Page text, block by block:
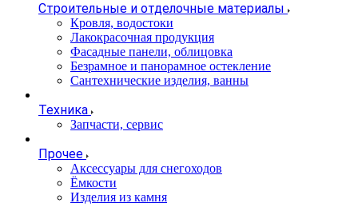
Строительные и отделочные материалы
Кровля, водостоки
Лакокрасочная продукция
Фасадные панели, облицовка
Безрамное и панорамное остекление
Сантехнические изделия, ванны
Техника
Запчасти, сервис
Прочее
Аксессуары для снегоходов
Ёмкости
Изделия из камня